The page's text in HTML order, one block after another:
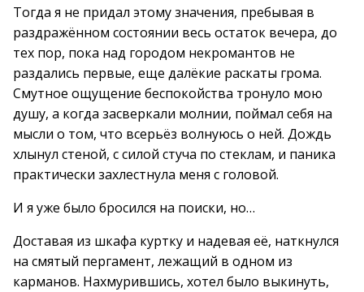
Тогда я не придал этому значения, пребывая в
раздражённом состоянии весь остаток вечера, до
тех пор, пока над городом некромантов не
раздались первые, еще далёкие раскаты грома.
Смутное ощущение беспокойства тронуло мою
душу, а когда засверкали молнии, поймал себя на
мысли о том, что всерьёз волнуюсь о ней. Дождь
хлынул стеной, с силой стуча по стеклам, и паника
практически захлестнула меня с головой.
И я уже было бросился на поиски, но…
Доставая из шкафа куртку и надевая её, наткнулся
на смятый пергамент, лежащий в одном из
карманов. Нахмурившись, хотел было выкинуть,